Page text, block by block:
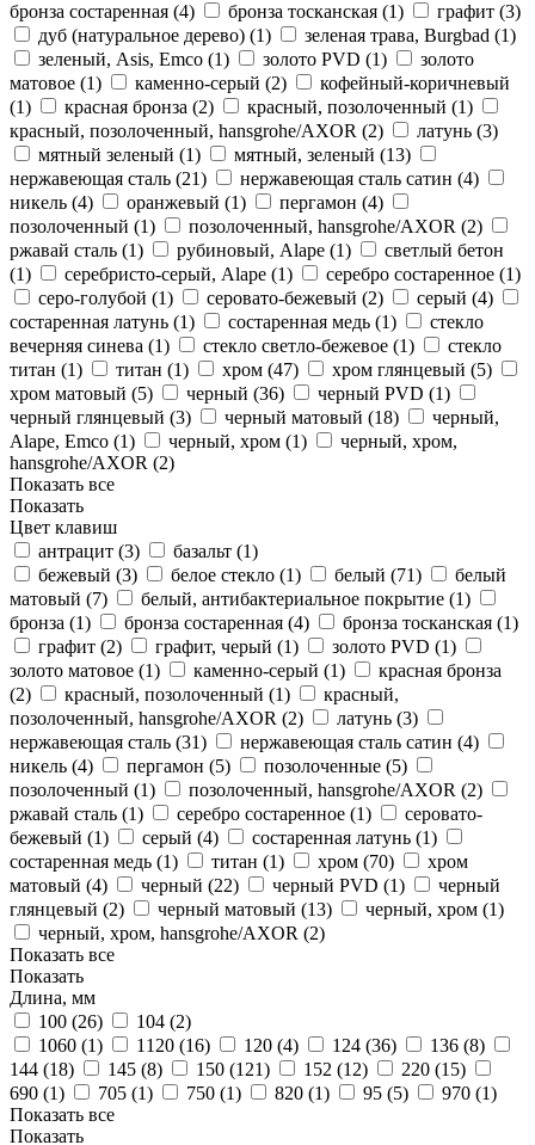
бронза состаренная (4) бронза тосканская (1) графит (3)
дуб (натуральное дерево) (1) зеленая трава, Burgbad (1)
зеленый, Asis, Emco (1) золото PVD (1)
золото
матовое (1) каменно-серый (2)
кофейный-коричневый
(1) красная бронза (2) красный, позолоченный (1)
красный, позолоченный, hansgrohe/AXOR (2) латунь (3)
мятный зеленый (1) мятный, зеленый (13)
нержавеющая сталь (21) нержавеющая сталь сатин (4)
никель (4) оранжевый (1) пергамон (4)
позолоченный (1) позолоченный, hansgrohe/AXOR (2)
ржавай сталь (1) рубиновый, Alape (1)
светлый бетон
(1) серебристо-серый, Alape (1) серебро состаренное (1)
серо-голубой (1) серовато-бежевый (2) серый (4)
состаренная латунь (1) состаренная медь (1)
стекло
вечерняя синева (1) стекло светло-бежевое (1)
стекло
титан (1) титан (1) хром (47) хром глянцевый (5)
хром матовый (5) черный (36) черный PVD (1)
черный глянцевый (3) черный матовый (18)
черный,
Alape, Emco (1) черный, хром (1)
черный, хром,
hansgrohe/AXOR (2)
Показать все
Показать
Цвет клавиш
антрацит (3) базальт (1)
бежевый (3) белое стекло (1) белый (71)
белый
матовый (7) белый, антибактериальное покрытие (1)
бронза (1) бронза состаренная (4) бронза тосканская (1)
графит (2) графит, черый (1) золото PVD (1)
золото матовое (1) каменно-серый (1)
красная бронза
(2) красный, позолоченный (1)
красный,
позолоченный, hansgrohe/AXOR (2) латунь (3)
нержавеющая сталь (31) нержавеющая сталь сатин (4)
никель (4) пергамон (5) позолоченные (5)
позолоченный (1) позолоченный, hansgrohe/AXOR (2)
ржавай сталь (1) серебро состаренное (1)
серовато-
бежевый (1) серый (4) состаренная латунь (1)
состаренная медь (1) титан (1) хром (70)
хром
матовый (4) черный (22) черный PVD (1)
черный
глянцевый (2) черный матовый (13) черный, хром (1)
черный, хром, hansgrohe/AXOR (2)
Показать все
Показать
Длина, мм
100 (26) 104 (2)
1060 (1) 1120 (16) 120 (4) 124 (36) 136 (8)
144 (18) 145 (8) 150 (121) 152 (12) 220 (15)
690 (1) 705 (1) 750 (1) 820 (1) 95 (5) 970 (1)
Показать все
Показать